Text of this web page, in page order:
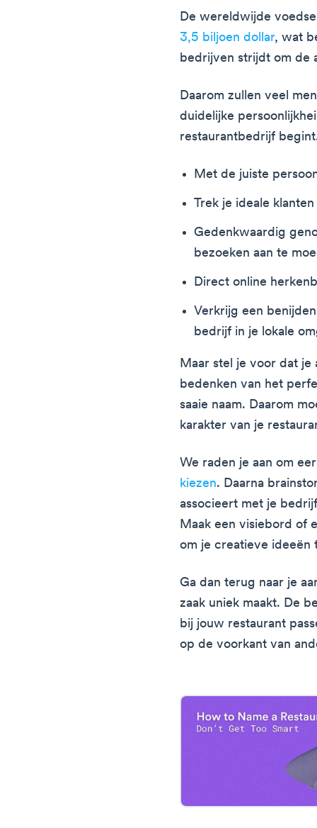
De wereldwijde
3,5 biljoen dollar, wat
bedrijven strijdt om de
Daarom zullen veel
duidelijke
restaurantbedrijf
Met de juiste
Trek je ideale klanten
Gedenkwaardig
bezoeken aan te
Direct online
Verkrijg een
bedrijf in je lokale
Maar stel je voor dat
bedenken van het
saaie naam. Daarom
karakter van je
We raden je aan om
kiezen. Daarna
associeert met je
Maak een visiebord of
om je creatieve ideeën
Ga dan terug naar je
zaak uniek maakt. De
bij jouw restaurant
op de voorkant van